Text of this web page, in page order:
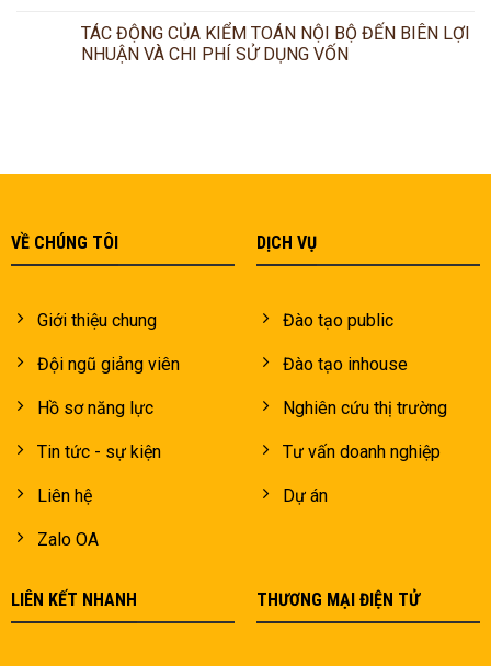
TÁC ĐỘNG CỦA KIỂM TOÁN NỘI BỘ ĐẾN BIÊN LỢI
NHUẬN VÀ CHI PHÍ SỬ DỤNG VỐN
VỀ CHÚNG TÔI
Giới thiệu chung
Đội ngũ giảng viên
Hồ sơ năng lực
Tin tức - sự kiện
Liên hệ
Zalo OA
DỊCH VỤ
Đào tạo public
Đào tạo inhouse
Nghiên cứu thị trường
Tư vấn doanh nghiệp
Dự án
LIÊN KẾT NHANH THƯƠNG MẠI ĐIỆN TỬ